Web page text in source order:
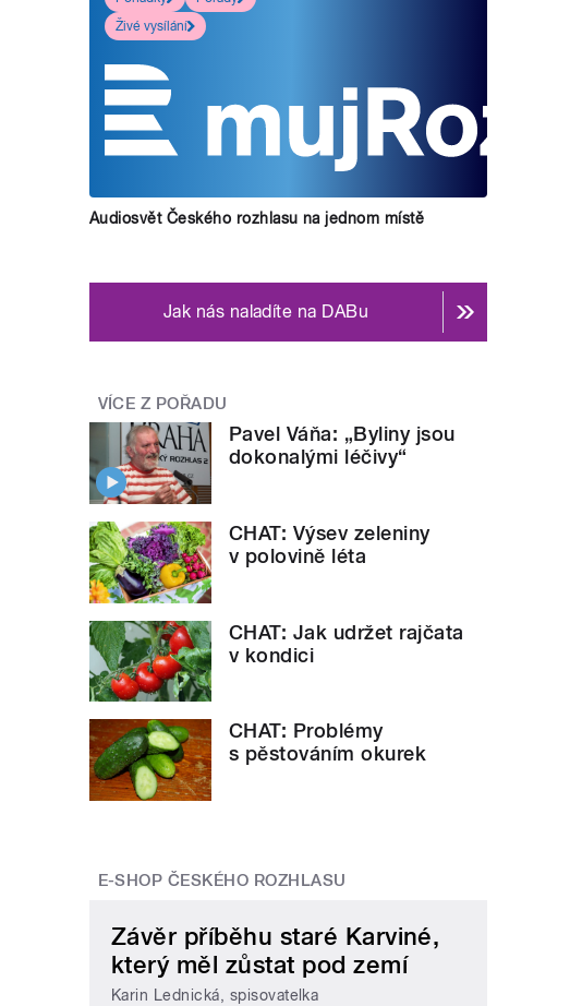
Živé vysílání
Audiosvět Českého rozhlasu na jednom místě
Jak nás naladíte na DABu
VÍCE Z POŘADU
Pavel Váňa: „Byliny jsou
dokonalými léčivy“
CHAT: Výsev zeleniny
v polovině léta
CHAT: Jak udržet rajčata
v kondici
CHAT: Problémy
s pěstováním okurek
E-SHOP ČESKÉHO ROZHLASU
Závěr příběhu staré Karviné,
který měl zůstat pod zemí
Karin Lednická, spisovatelka